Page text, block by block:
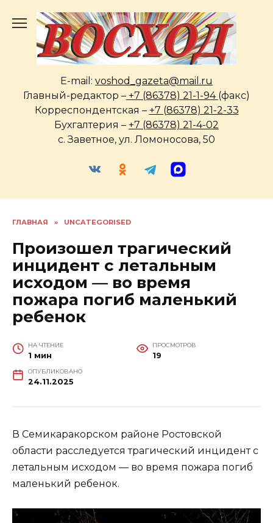
содержанию
E-mail: voshod_gazeta@mail.ru
Главный-редактор – +7 (86378) 21-1-94 (факс)
Корреспондентская – +7 (86378) 21-2-33
Бухгалтерия – +7 (86378) 21-4-02
с. Заветное, ул. Ломоносова, 50
ГЛАВНАЯ » UNCATEGORISED
Произошел трагический
инцидент с летальным
исходом — во время
пожара погиб маленький
ребенок
НА ЧТЕНИЕ
1 мин
ПРОСМОТРОВ
19
ОПУБЛИКОВАНО
24.11.2025
В Семикаракорском районе Ростовской
области расследуется трагический инцидент с
летальным исходом — во время пожара погиб
маленький ребенок.